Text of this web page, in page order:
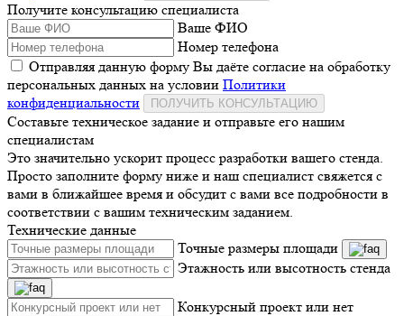
Получите консультацию специалиста
Ваше ФИО
Номер телефона
Отправляя данную форму Вы даёте согласие на обработку
персональных данных на условии Политики
конфиденциальности
ПОЛУЧИТЬ КОНСУЛЬТАЦИЮ
Составьте техническое задание и отправьте его нашим
специалистам
Это значительно ускорит процесс разработки вашего стенда.
Просто заполните форму ниже и наш специалист свяжется с
вами в ближайшее время и обсудит с вами все подробности в
соответствии с вашим техническим заданием.
Технические данные
Точные размеры площади
Этажность или высотность стенда
Конкурсный проект или нет